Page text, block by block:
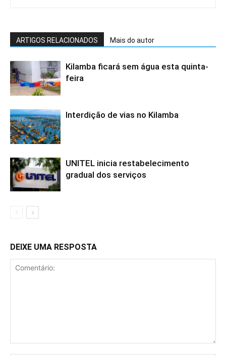
ARTIGOS RELACIONADOS Mais do autor
Kilamba ficará sem água esta quinta-
feira
Interdição de vias no Kilamba
UNITEL inicia restabelecimento
gradual dos serviços
DEIXE UMA RESPOSTA